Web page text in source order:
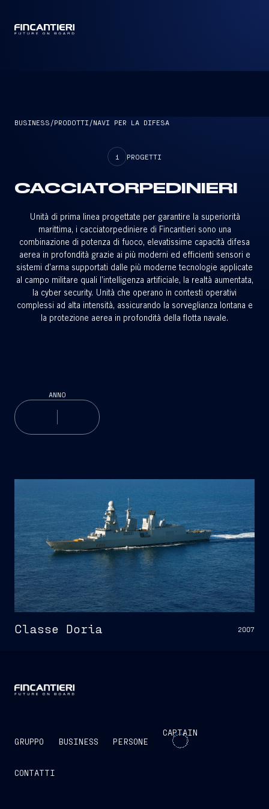
BUSINESS /PRODOTTI /NAVI PER LA DIFESA
1 PROGETTI
CACCIATORPEDINIERI
Unità di prima linea progettate per garantire la superiorità
marittima, i cacciatorpediniere di Fincantieri sono una
combinazione di potenza di fuoco, elevatissime capacità difesa
aerea in profondità grazie ai più moderni ed efficienti sensori e
sistemi d’arma supportati dalle più moderne tecnologie applicate
al campo militare quali l’intelligenza artificiale, la realtà aumentata,
la cyber security. Unità che operano in contesti operativi
complessi ad alta intensità, assicurando la sorveglianza lontana e
la protezione aerea in profondità della flotta navale.
2007
Classe Doria
ANNO
GRUPPO BUSINESS PERSONE
CAPTAIN
CONTATTI